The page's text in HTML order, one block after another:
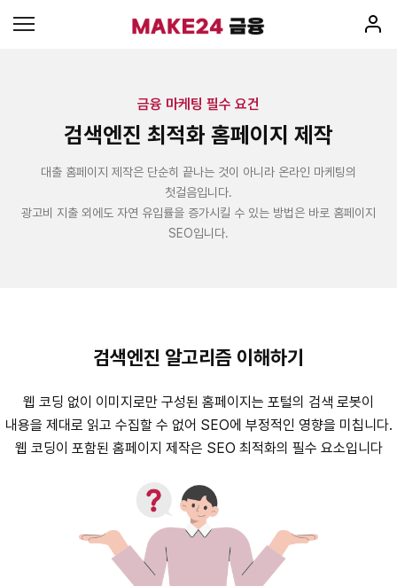
금융 마케팅 필수 요건
검색엔진 최적화 홈페이지 제작
대출 홈페이지 제작은 단순히 끝나는 것이 아니라 온라인 마케팅의
첫걸음입니다.
광고비 지출 외에도 자연 유입률을 증가시킬 수 있는 방법은 바로 홈페이지
SEO입니다.
검색엔진 알고리즘 이해하기
웹 코딩 없이 이미지로만 구성된 홈페이지는 포털의 검색 로봇이
웹 코딩이 포함된 홈페이지 제작은 SEO 최적화의 필수 요소입니다